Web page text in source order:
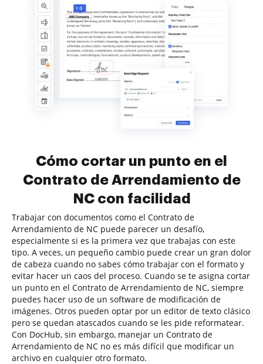
Cómo cortar un punto en el
Contrato de Arrendamiento de
NC con facilidad
Trabajar con documentos como el Contrato de
Arrendamiento de NC puede parecer un desafío,
especialmente si es la primera vez que trabajas con este
tipo. A veces, un pequeño cambio puede crear un gran dolor
de cabeza cuando no sabes cómo trabajar con el formato y
evitar hacer un caos del proceso. Cuando se te asigna cortar
un punto en el Contrato de Arrendamiento de NC, siempre
puedes hacer uso de un software de modificación de
imágenes. Otros pueden optar por un editor de texto clásico
pero se quedan atascados cuando se les pide reformatear.
Con DocHub, sin embargo, manejar un Contrato de
Arrendamiento de NC no es más difícil que modificar un
archivo en cualquier otro formato.